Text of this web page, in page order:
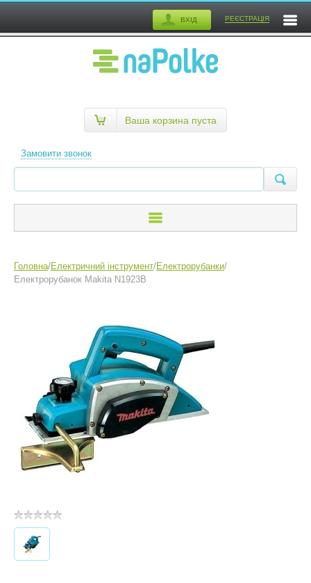
ВХІД РЕЄСТРАЦІЯ
Замовити звонок
Ваша корзина пуста
Головна/Електричний інструмент/Електрорубанки/
Електрорубанок Makita N1923B